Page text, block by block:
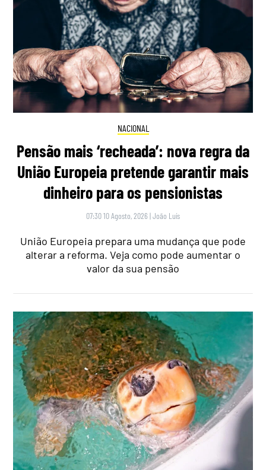
NACIONAL
Pensão mais ‘recheada’: nova regra da
União Europeia pretende garantir mais
dinheiro para os pensionistas
07:30 10 Agosto, 2026 |João Luís
União Europeia prepara uma mudança que pode
alterar a reforma. Veja como pode aumentar o
valor da sua pensão